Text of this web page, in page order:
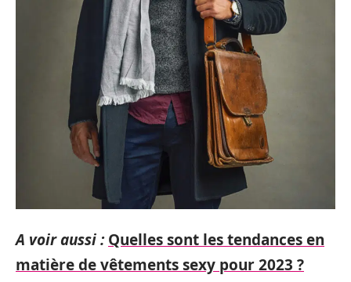
A voir aussi : Quelles sont les tendances en
matière de vêtements sexy pour 2023 ?